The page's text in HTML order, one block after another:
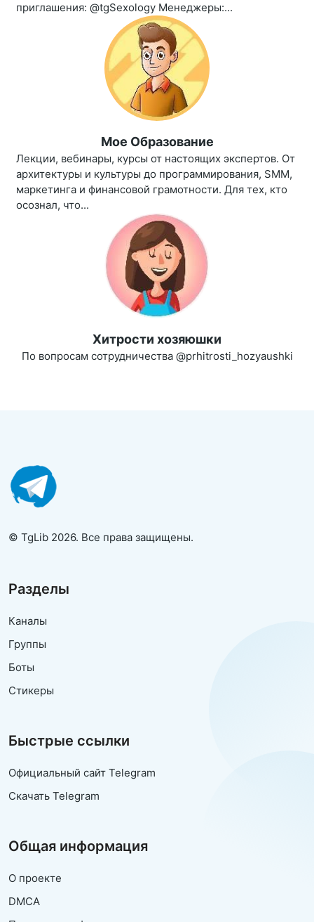
приглашения: @tgSexology Менеджеры:...
Мое Образование
Лекции, вебинары, курсы от настоящих экспертов. От
архитектуры и культуры до программирования, SMM,
маркетинга и финансовой грамотности. Для тех, кто
осознал, что...
Хитрости хозяюшки
По вопросам сотрудничества @prhitrosti_hozyaushki
© TgLib 2026. Все права защищены.
Разделы
Каналы
Группы
Боты
Стикеры
Быстрые ссылки
Официальный сайт Telegram
Скачать Telegram
Общая информация
О проекте
DMCA